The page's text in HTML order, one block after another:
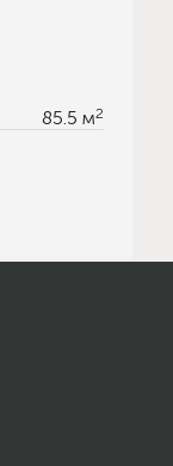
85.5 м2